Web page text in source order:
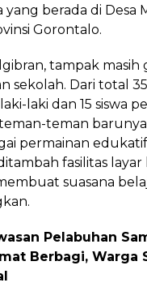
yang berada di Desa
Gorontalo.
tampak masih
sekolah. Dari total
laki dan 15 siswa
teman barunya
permainan
fasilitas
suasana
Pelabuhan
Berbagi, Warga